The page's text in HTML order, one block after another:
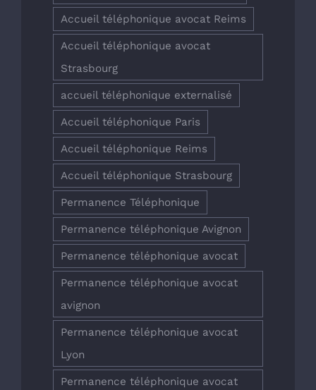
Accueil téléphonique avocat Reims
Accueil téléphonique avocat
Strasbourg
accueil téléphonique externalisé
Accueil téléphonique Paris
Accueil téléphonique Reims
Accueil téléphonique Strasbourg
Permanence Téléphonique
Permanence téléphonique Avignon
Permanence téléphonique avocat
Permanence téléphonique avocat
avignon
Permanence téléphonique avocat
Lyon
Permanence téléphonique avocat